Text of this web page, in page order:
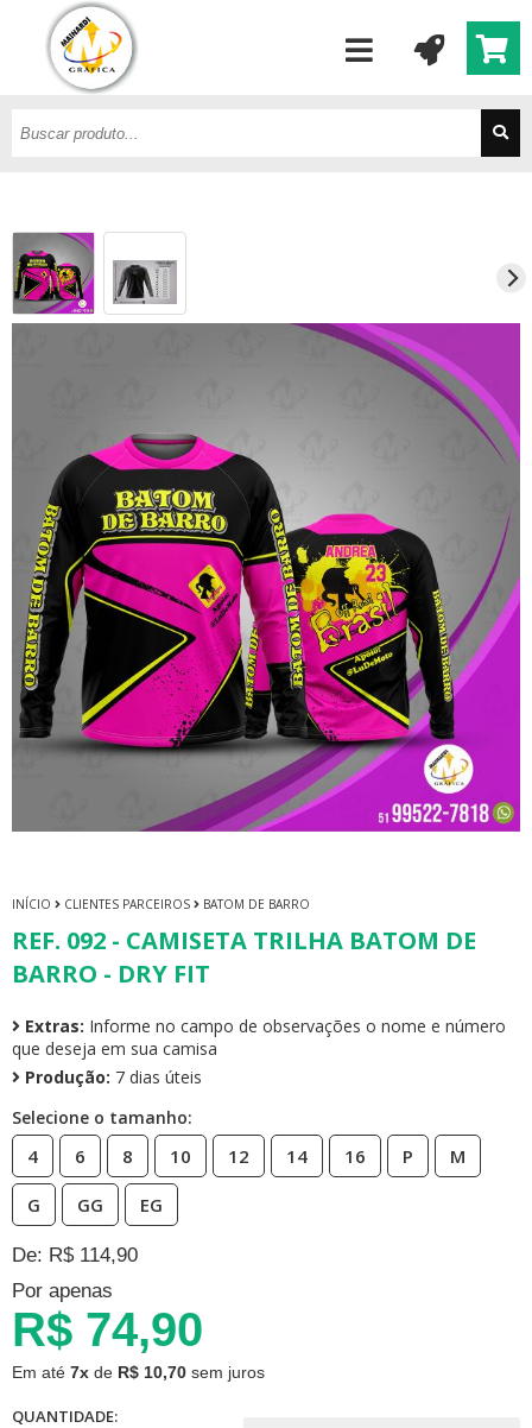
INÍCIO CLIENTES PARCEIROS BATOM DE BARRO
REF. 092 - CAMISETA TRILHA BATOM DE
BARRO - DRY FIT
Extras: Informe no campo de observações o nome e número
que deseja em sua camisa
Produção: 7 dias úteis
Selecione o tamanho:
4 6 8 10 12 14 16 P M
G GG EG
De: R$ 114,90
Por apenas
R$ 74,90
Em até 7x de R$ 10,70 sem juros
QUANTIDADE: